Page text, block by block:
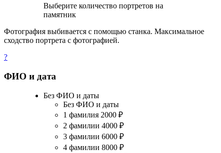
Выберите количество портретов на
памятник
Фотография выбивается с помощью станка. Максимальное
сходство портрета с фотографией.
?
ФИО и дата
Без ФИО и даты
Без ФИО и даты
1 фамилия 2000 ₽
2 фамилии 4000 ₽
3 фамилии 6000 ₽
4 фамилии 8000 ₽